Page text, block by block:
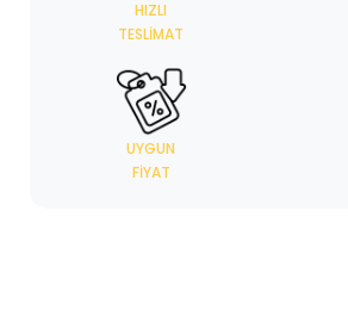
HIZLI
TESLIMAT
UYGUN
FIYAT